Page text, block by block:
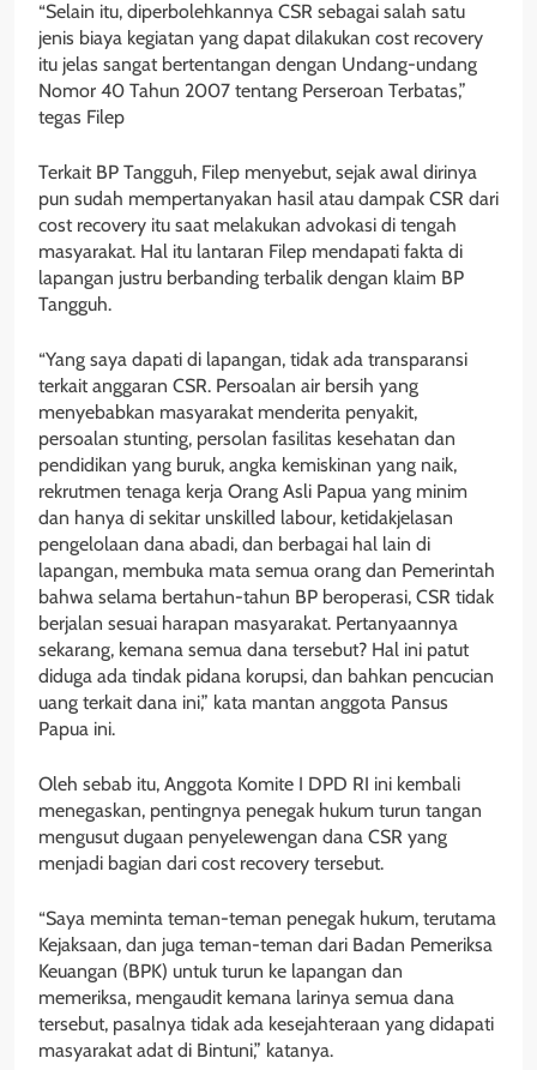
“Selain itu, diperbolehkannya CSR sebagai salah satu
jenis biaya kegiatan yang dapat dilakukan cost recovery
itu jelas sangat bertentangan dengan Undang-undang
Nomor 40 Tahun 2007 tentang Perseroan Terbatas,”
tegas Filep
Terkait BP Tangguh, Filep menyebut, sejak awal dirinya
pun sudah mempertanyakan hasil atau dampak CSR dari
cost recovery itu saat melakukan advokasi di tengah
masyarakat. Hal itu lantaran Filep mendapati fakta di
lapangan justru berbanding terbalik dengan klaim BP
Tangguh.
“Yang saya dapati di lapangan, tidak ada transparansi
terkait anggaran CSR. Persoalan air bersih yang
menyebabkan masyarakat menderita penyakit,
persoalan stunting, persolan fasilitas kesehatan dan
pendidikan yang buruk, angka kemiskinan yang naik,
rekrutmen tenaga kerja Orang Asli Papua yang minim
dan hanya di sekitar unskilled labour, ketidakjelasan
pengelolaan dana abadi, dan berbagai hal lain di
lapangan, membuka mata semua orang dan Pemerintah
bahwa selama bertahun-tahun BP beroperasi, CSR tidak
berjalan sesuai harapan masyarakat. Pertanyaannya
sekarang, kemana semua dana tersebut? Hal ini patut
diduga ada tindak pidana korupsi, dan bahkan pencucian
uang terkait dana ini,” kata mantan anggota Pansus
Papua ini.
Oleh sebab itu, Anggota Komite I DPD RI ini kembali
menegaskan, pentingnya penegak hukum turun tangan
mengusut dugaan penyelewengan dana CSR yang
menjadi bagian dari cost recovery tersebut.
“Saya meminta teman-teman penegak hukum, terutama
Kejaksaan, dan juga teman-teman dari Badan Pemeriksa
Keuangan (BPK) untuk turun ke lapangan dan
memeriksa, mengaudit kemana larinya semua dana
tersebut, pasalnya tidak ada kesejahteraan yang didapati
masyarakat adat di Bintuni,” katanya.